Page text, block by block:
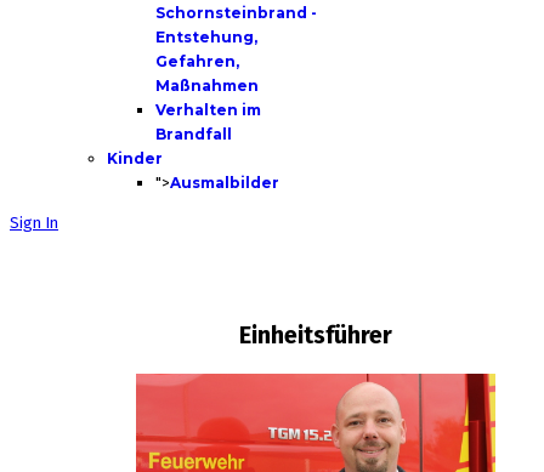
Schornsteinbrand -
Entstehung,
Gefahren,
Maßnahmen
Verhalten im
Brandfall
Kinder
">Ausmalbilder
Sign In
Einheitsführer